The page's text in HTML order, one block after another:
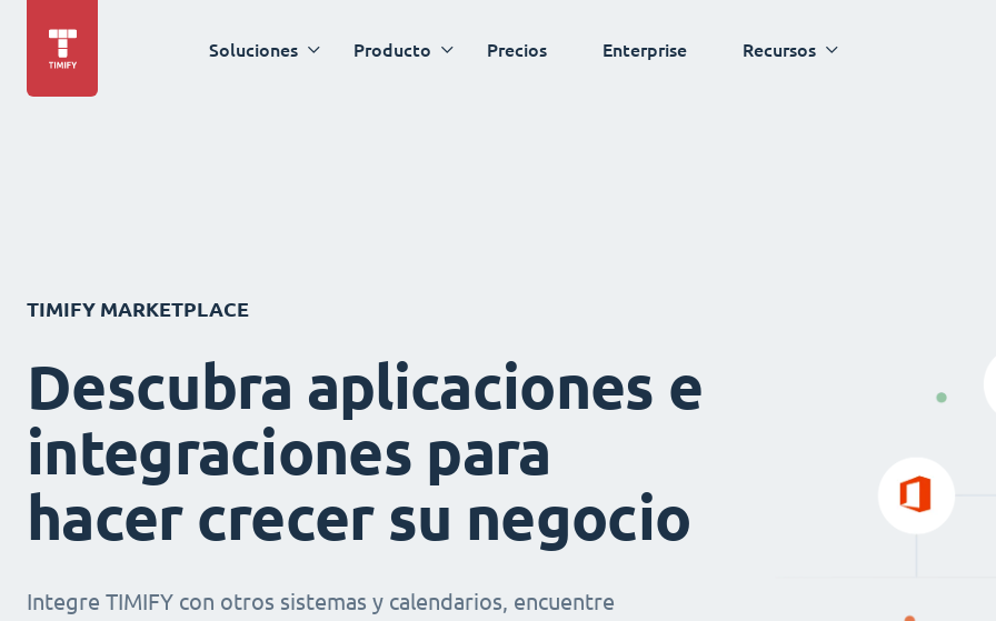
Soluciones Producto Precios Enterprise Recursos
TIMIFY MARKETPLACE
Descubra aplicaciones e
integraciones para
hacer crecer su negocio
Integre TIMIFY con otros sistemas y calendarios, encuentre